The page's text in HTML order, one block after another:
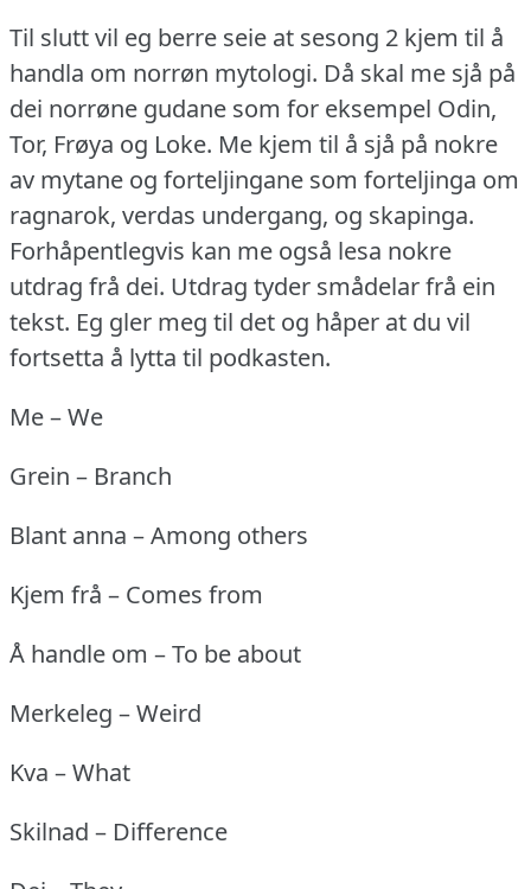
Til slutt vil eg berre seie at sesong 2 kjem til å
handla om norrøn mytologi. Då skal me sjå på
dei norrøne gudane som for eksempel Odin,
Tor, Frøya og Loke. Me kjem til å sjå på nokre
av mytane og forteljingane som forteljinga om
ragnarok, verdas undergang, og skapinga.
Forhåpentlegvis kan me også lesa nokre
utdrag frå dei. Utdrag tyder smådelar frå ein
tekst. Eg gler meg til det og håper at du vil
fortsetta å lytta til podkasten.
Me – We
Grein – Branch
Blant anna – Among others
Kjem frå – Comes from
Å handle om – To be about
Merkeleg – Weird
Kva – What
Skilnad – Difference